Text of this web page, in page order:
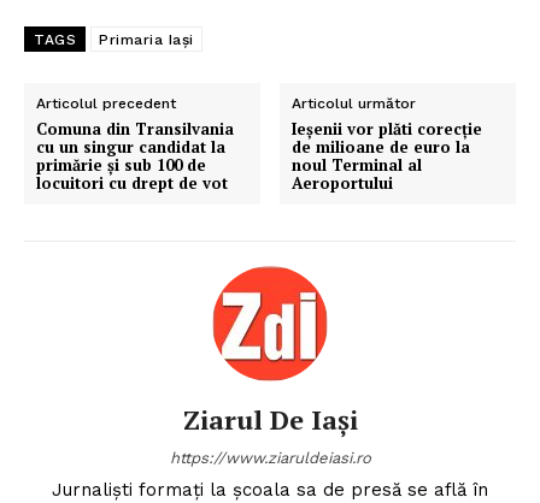
TAGS Primaria Iași
Articolul precedent
Comuna din Transilvania
cu un singur candidat la
primărie și sub 100 de
locuitori cu drept de vot
Articolul următor
Ieșenii vor plăti corecție
de milioane de euro la
noul Terminal al
Aeroportului
Ziarul De Iași
https://www.ziaruldeiasi.ro
Jurnalişti formaţi la şcoala sa de presă se află în